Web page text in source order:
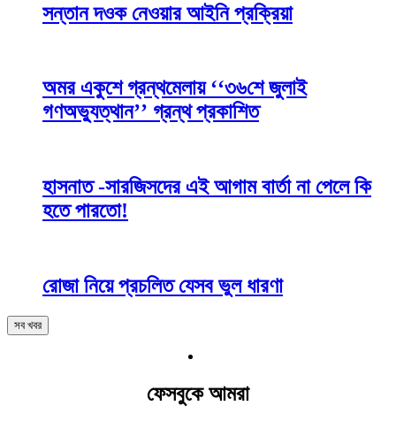
সন্তান দওক নেওয়ার আইনি প্রক্রিয়া
অমর একুশে গ্রন্থমেলায় ‘‘৩৬শে জুলাই
গণঅভ্যুত্থান’’ গ্রন্থ প্রকাশিত
হাসনাত -সারজিসদের এই আগাম বার্তা না পেলে কি
হতে পারতো!
রোজা নিয়ে প্রচলিত যেসব ভুল ধারণা
সব খবর
ফেসবুকে আমরা